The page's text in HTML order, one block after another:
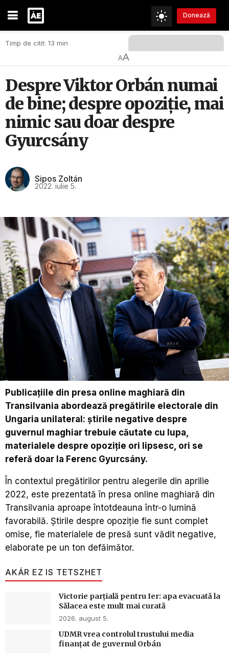
Donează
Timp de citit: 13 min
AA
Despre Viktor Orbán numai
de bine; despre opoziție, mai
nimic sau doar despre
Gyurcsány
Sipos Zoltán
2022. iulie 5.
Publicațiile din presa online maghiară din
Transilvania abordează pregătirile electorale din
Ungaria unilateral: știrile negative despre
guvernul maghiar trebuie căutate cu lupa,
materialele despre opoziție ori lipsesc, ori se
referă doar la Ferenc Gyurcsány.
În contextul pregătirilor pentru alegerile din aprilie
2022, este prezentată în presa online maghiară din
Transilvania aproape întotdeauna într-o lumină
favorabilă. Știrile despre opoziție fie sunt complet
omise, fie materialele de presă sunt vădit negative,
elaborate pe un ton defăimător.
AKÁR EZ IS TETSZHET
Victorie parțială pentru Ier: apa evacuată la
Sălacea este mult mai curată
2026. august 5.
UDMR vrea controlul trustului media
finanțat de guvernul Orbán